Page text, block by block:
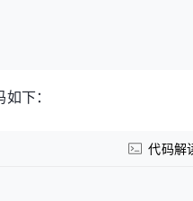
下：
代码解